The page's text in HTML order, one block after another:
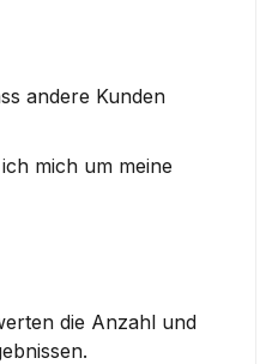
andere Kunden
mich um meine
die Anzahl und